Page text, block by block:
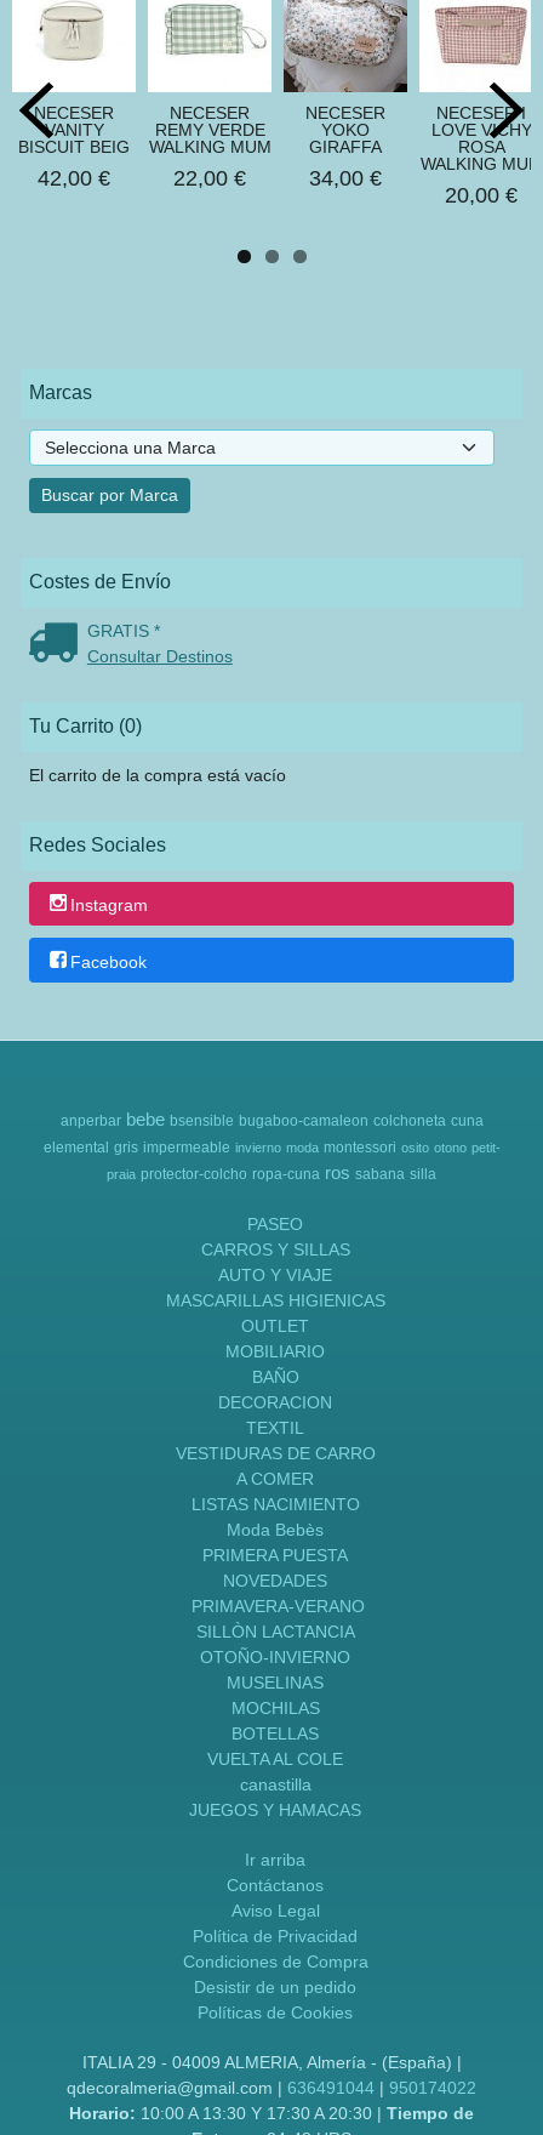
Marcas
Costes de Envío
GRATIS *
Consultar Destinos
Tu Carrito (0)
El carrito de la compra está vacío
Redes Sociales
Instagram
Facebook
NECESER
VANITY
BISCUIT BEIG
42,00 €
NECESER
REMY VERDE
WALKING MUM
22,00 €
NECESER
YOKO
GIRAFFA
34,00 €
NECESER I
LOVE VICHY
ROSA
WALKING MUM
20,00 €
anperbar bebe bsensible bugaboo-camaleon colchoneta cuna
elemental gris impermeable invierno moda montessori osito otono petit-
praia protector-colcho ropa-cuna ros sabana silla
PASEO
CARROS Y SILLAS
AUTO Y VIAJE
MASCARILLAS HIGIENICAS
OUTLET
MOBILIARIO
BAÑO
DECORACION
TEXTIL
VESTIDURAS DE CARRO
A COMER
LISTAS NACIMIENTO
Moda Bebès
PRIMERA PUESTA
NOVEDADES
PRIMAVERA-VERANO
SILLÒN LACTANCIA
OTOÑO-INVIERNO
MUSELINAS
MOCHILAS
BOTELLAS
VUELTA AL COLE
canastilla
JUEGOS Y HAMACAS
Ir arriba
Contáctanos
Aviso Legal
Política de Privacidad
Condiciones de Compra
Desistir de un pedido
Políticas de Cookies
ITALIA 29 - 04009 ALMERIA, Almería - (España) |
qdecoralmeria@gmail.com | 636491044 | 950174022
Horario: 10:00 A 13:30 Y 17:30 A 20:30 | Tiempo de